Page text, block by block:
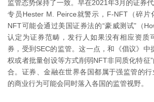
监管态势保持了一致。早在2021年3月的证券
专员Hester M. Peirce就警示，F-NFT（碎片
NFT可能会通过美国证券法的“豪威测试”（
认定为证券范畴，发行人如果没有相应资质
券，受到SEC的监管。这一点，和《倡议》中
权或者批量创设等方式削弱NFT非同质化特征
合。证券、金融在世界各国都属于强监管的
的商业行为可能会同时落入各国的监管视野。